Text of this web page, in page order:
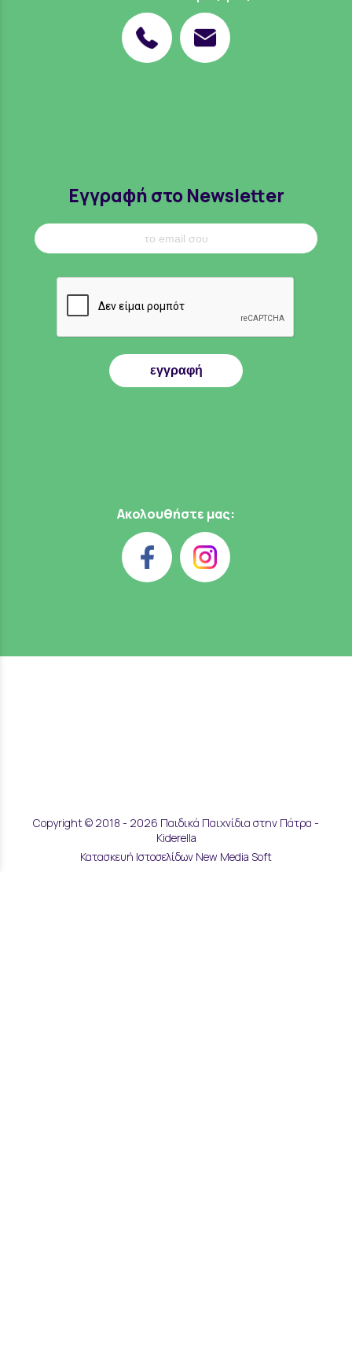
Εγγραφή στο Newsletter
εγγραφή
Ακολουθήστε μας:
Copyright © 2018 - 2026 Παιδικά Παιχνίδια στην Πάτρα -
Kiderella
Κατασκευή Ιστοσελίδων New Media Soft